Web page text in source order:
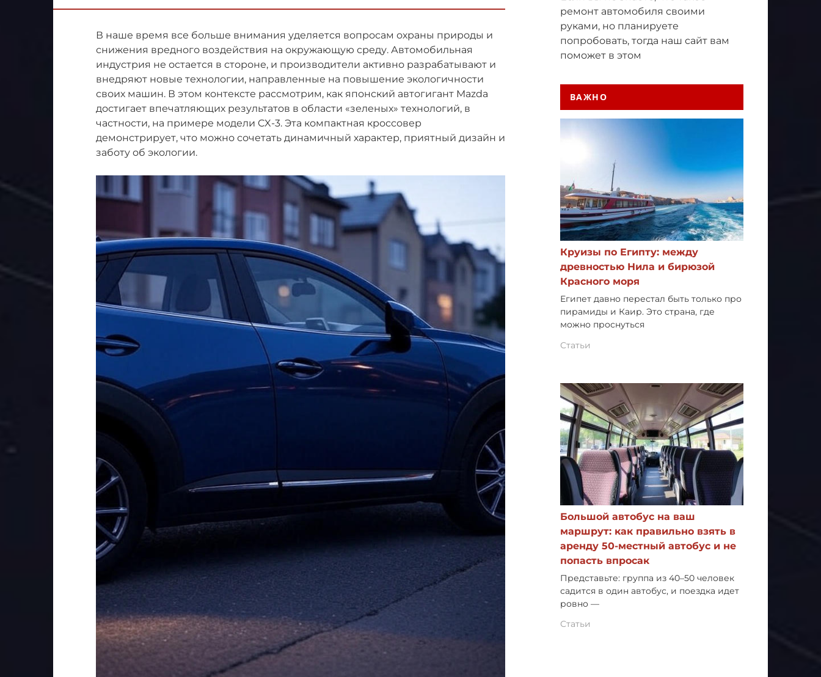
В наше время все больше внимания уделяется вопросам охраны природы и
снижения вредного воздействия на окружающую среду. Автомобильная
индустрия не остается в стороне, и производители активно разрабатывают и
внедряют новые технологии, направленные на повышение экологичности
своих машин. В этом контексте рассмотрим, как японский автогигант Mazda
достигает впечатляющих результатов в области «зеленых» технологий, в
частности, на примере модели CX-3. Эта компактная кроссовер
демонстрирует, что можно сочетать динамичный характер, приятный дизайн и
заботу об экологии.
ремонт автомобиля своими
руками, но планируете
попробовать, тогда наш сайт вам
поможет в этом
ВАЖНО
Круизы по Египту: между
древностью Нила и бирюзой
Красного моря
Египет давно перестал быть только про
пирамиды и Каир. Это страна, где
можно проснуться
Статьи
Большой автобус на ваш
маршрут: как правильно взять в
аренду 50-местный автобус и не
попасть впросак
Представьте: группа из 40–50 человек
садится в один автобус, и поездка идет
ровно —
Статьи